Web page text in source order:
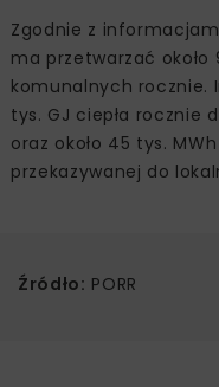
Zgodnie z
ma przetwarzać
komunalnych rocznie.
tys. GJ ciepła rocznie
oraz około 45 tys.
przekazywanej do
Źródło: PORR